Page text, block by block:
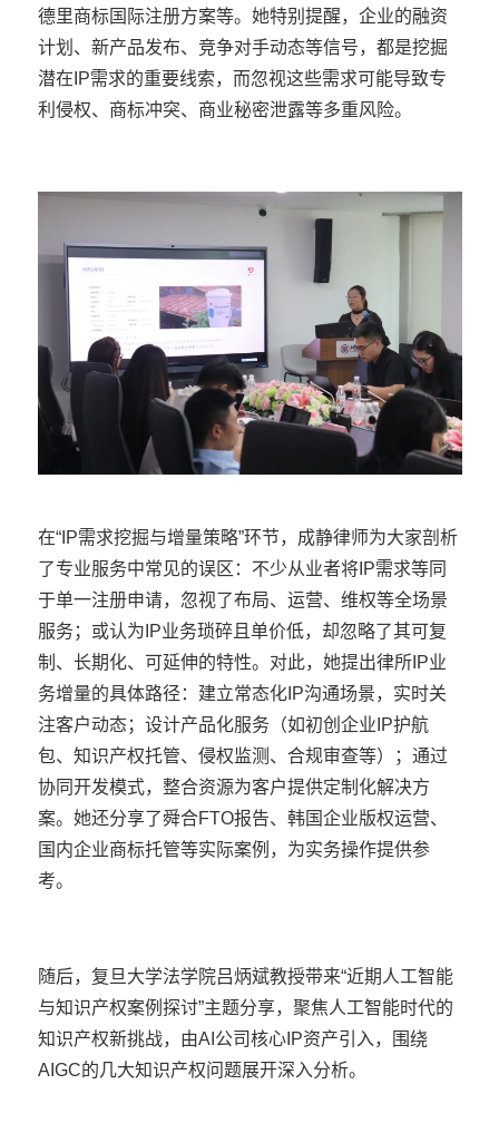
德里商标国际注册方案等。她特别提醒，企业的融资
计划、新产品发布、竞争对手动态等信号，都是挖掘
潜在IP需求的重要线索，而忽视这些需求可能导致专
利侵权、商标冲突、商业秘密泄露等多重风险。
在“IP需求挖掘与增量策略”环节，成静律师为大家剖析
了专业服务中常见的误区：不少从业者将IP需求等同
于单一注册申请，忽视了布局、运营、维权等全场景
服务；或认为IP业务琐碎且单价低，却忽略了其可复
制、长期化、可延伸的特性。对此，她提出律所IP业
务增量的具体路径：建立常态化IP沟通场景，实时关
注客户动态；设计产品化服务（如初创企业IP护航
包、知识产权托管、侵权监测、合规审查等）；通过
协同开发模式，整合资源为客户提供定制化解决方
案。她还分享了舜合FTO报告、韩国企业版权运营、
国内企业商标托管等实际案例，为实务操作提供参
考。
随后，复旦大学法学院吕炳斌教授带来“近期人工智能
与知识产权案例探讨”主题分享，聚焦人工智能时代的
知识产权新挑战，由AI公司核心IP资产引入，围绕
AIGC的几大知识产权问题展开深入分析。